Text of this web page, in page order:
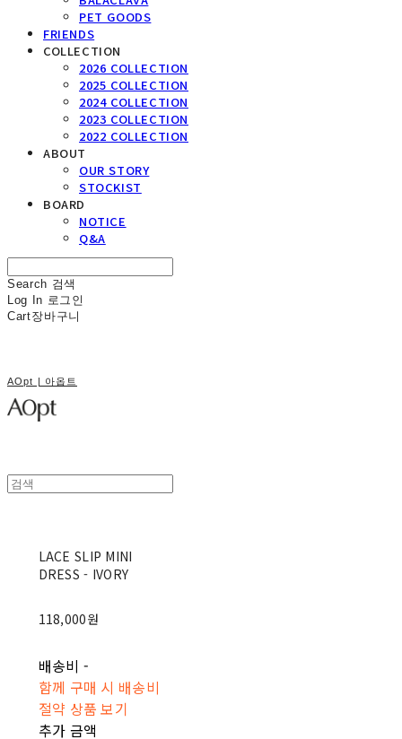
PET GOODS
FRIENDS
COLLECTION
2026 COLLECTION
2025 COLLECTION
2024 COLLECTION
2023 COLLECTION
2022 COLLECTION
ABOUT
OUR STORY
STOCKIST
BOARD
NOTICE
Q&A
Search 검색
Log In 로그인
Cart장바구니
AOpt | 아옵트
LACE SLIP MINI
DRESS - IVORY
118,000원
배송비 -
함께 구매 시 배송비
절약 상품 보기
추가 금액